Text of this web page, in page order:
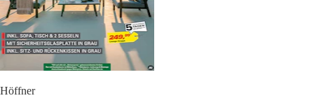
Höffner